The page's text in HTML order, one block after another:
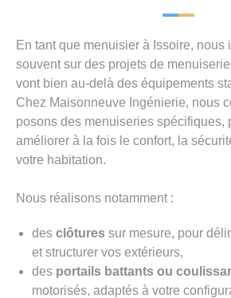
En tant que menuisier à Issoire, nous
souvent sur des projets de
vont bien au-delà des équipements
Chez Maisonneuve Ingénierie, nous
posons des menuiseries spécifiques,
améliorer à la fois le confort, la
votre habitation.
Nous réalisons notamment :
des clôtures sur mesure, pour
et structurer vos extérieurs,
des portails battants ou
motorisés, adaptés à votre